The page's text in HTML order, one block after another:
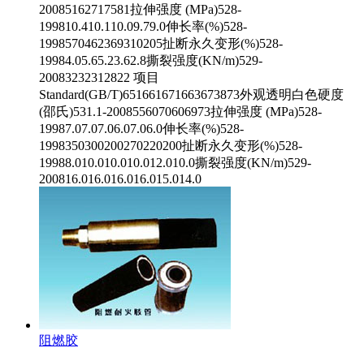
20085162717581拉伸强度 (MPa)528-
199810.410.110.09.79.0伸长率(%)528-
1998570462369310205扯断永久变形(%)528-
19984.05.65.23.62.8撕裂强度(KN/m)529-
20083232312822 项目
Standard(GB/T)651661671663673873外观透明白色硬度
(邵氏)531.1-2008556070606973拉伸强度 (MPa)528-
19987.07.07.06.07.06.0伸长率(%)528-
1998350300200270220200扯断永久变形(%)528-
19988.010.010.010.012.010.0撕裂强度(KN/m)529-
200816.016.016.016.015.014.0
阻燃胶